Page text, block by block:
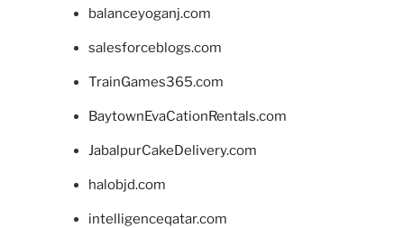
balanceyoganj.com
salesforceblogs.com
TrainGames365.com
BaytownEvaCationRentals.com
JabalpurCakeDelivery.com
halobjd.com
intelligenceqatar.com